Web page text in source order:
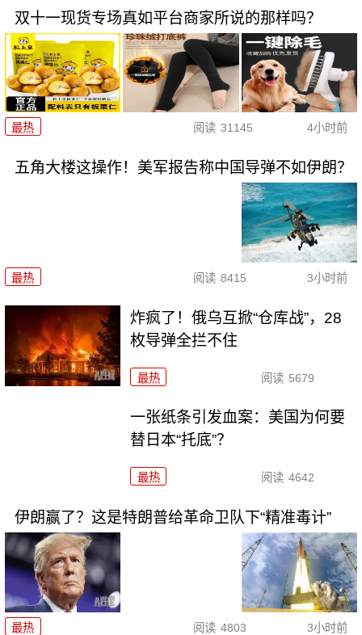
双十一现货专场真如平台商家所说的那样吗？
最热 阅读 31145 4小时前
五角大楼这操作！美军报告称中国导弹不如伊朗？
最热 阅读 8415 3小时前
炸疯了！俄乌互掀“仓库战”，28
枚导弹全拦不住
最热 阅读 5679
一张纸条引发血案：美国为何要
替日本“托底”？
最热 阅读 4642
伊朗赢了？这是特朗普给革命卫队下“精准毒计”
最热 阅读 4803 3小时前